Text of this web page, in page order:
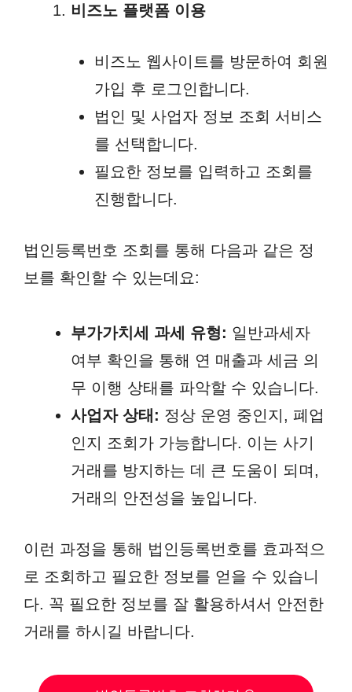
비즈노 플랫폼 이용
비즈노 웹사이트를 방문하여 회원
가입 후 로그인합니다.
법인 및 사업자 정보 조회 서비스
를 선택합니다.
필요한 정보를 입력하고 조회를
진행합니다.
법인등록번호 조회를 통해 다음과 같은 정
보를 확인할 수 있는데요:
부가가치세 과세 유형: 일반과세자
여부 확인을 통해 연 매출과 세금 의
무 이행 상태를 파악할 수 있습니다.
사업자 상태: 정상 운영 중인지, 폐업
인지 조회가 가능합니다. 이는 사기
거래를 방지하는 데 큰 도움이 되며,
거래의 안전성을 높입니다.
이런 과정을 통해 법인등록번호를 효과적으
로 조회하고 필요한 정보를 얻을 수 있습니
다. 꼭 필요한 정보를 잘 활용하셔서 안전한
거래를 하시길 바랍니다.